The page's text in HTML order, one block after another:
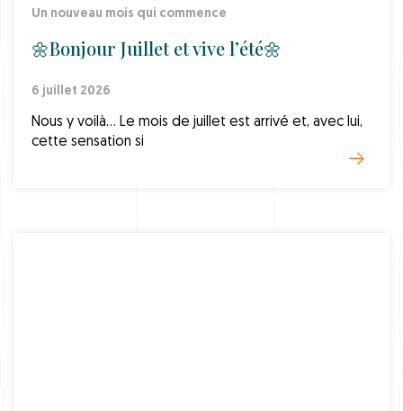
Un nouveau mois qui commence
🌼Bonjour Juillet et vive l’été🌼
6 juillet 2026
Nous y voilà… Le mois de juillet est arrivé et, avec lui,
cette sensation si